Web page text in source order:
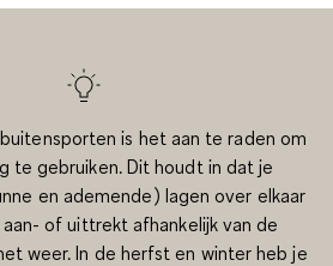
is het aan te raden om
te gebruiken. Dit houdt in dat je
en ademende) lagen over elkaar
of uittrekt afhankelijk van de
weer. In de herfst en winter heb je